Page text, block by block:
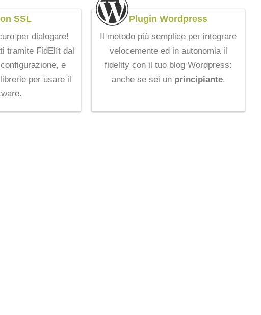
SSL
per dialogare!
tramite FidElít dal
e
per usare il
Plugin Wordpress
Il metodo più semplice per integrare
velocemente ed in autonomia il
fidelity con il tuo blog Wordpress:
anche se sei un principiante.